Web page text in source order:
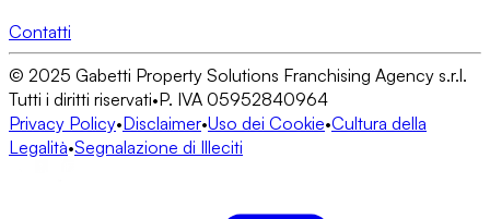
Contatti
© 2025 Gabetti Property Solutions Franchising Agency s.r.l.
Tutti i diritti riservati•P. IVA 05952840964
Privacy Policy•Disclaimer•Uso dei Cookie•Cultura della
Legalità•Segnalazione di Illeciti